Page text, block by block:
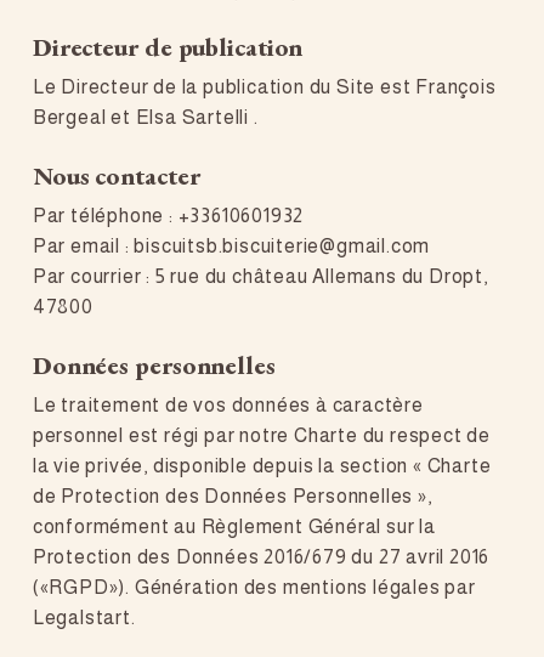
Directeur de publication
Le Directeur de la publication du Site est François
Bergeal et Elsa Sartelli .
Nous contacter
Par téléphone : +33610601932
Par email : biscuitsb.biscuiterie@gmail.com
Par courrier : 5 rue du château Allemans du Dropt,
47800
Données personnelles
Le traitement de vos données à caractère
personnel est régi par notre Charte du respect de
la vie privée, disponible depuis la section « Charte
de Protection des Données Personnelles »,
conformément au Règlement Général sur la
Protection des Données 2016/679 du 27 avril 2016
(«RGPD»). Génération des mentions légales par
Legalstart.